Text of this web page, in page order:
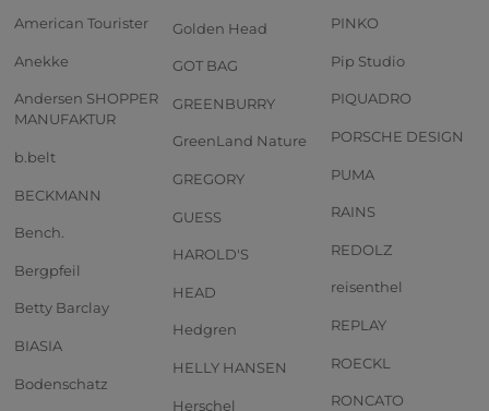
American Tourister
Anekke
Andersen SHOPPER
MANUFAKTUR
b.belt
BECKMANN
Bench.
Bergpfeil
Betty Barclay
BIASIA
Bodenschatz
Golden Head
GOT BAG
GREENBURRY
GreenLand Nature
GREGORY
GUESS
HAROLD'S
HEAD
Hedgren
HELLY HANSEN
Herschel
PINKO
Pip Studio
PIQUADRO
PORSCHE DESIGN
PUMA
RAINS
REDOLZ
reisenthel
REPLAY
ROECKL
RONCATO